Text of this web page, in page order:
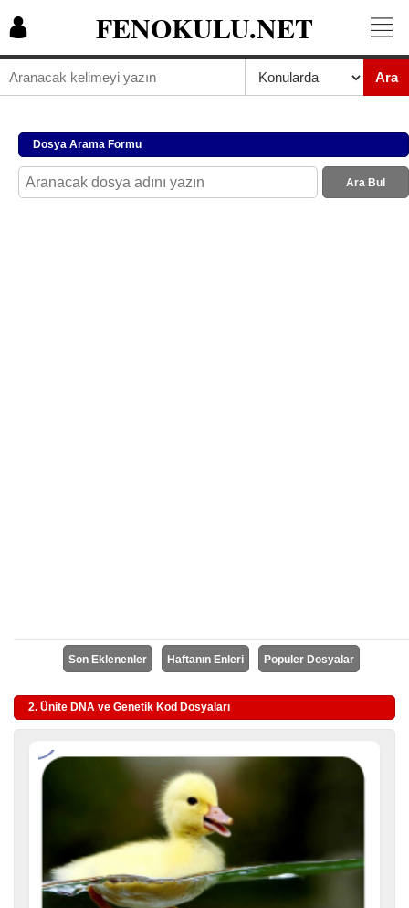
FENOKULU.NET
Ara
Dosya Arama Formu
Ara Bul
Son Eklenenler Haftanın Enleri Populer Dosyalar
2. Ünite DNA ve Genetik Kod Dosyaları